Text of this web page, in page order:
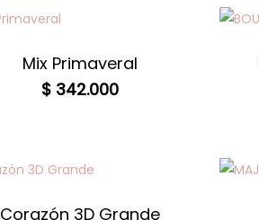
Mix Primaveral
$ 342.000
Corazón 3D Grande